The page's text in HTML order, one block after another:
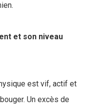
et son niveau
est vif, actif et
Un excès de